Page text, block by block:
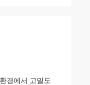
경에서 고밀도